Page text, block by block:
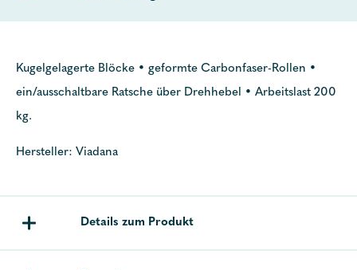
Kugelgelagerte Blöcke • geformte Carbonfaser-Rollen •
ein/ausschaltbare Ratsche über Drehhebel • Arbeitslast 200
kg.
Hersteller: Viadana
Details zum Produkt